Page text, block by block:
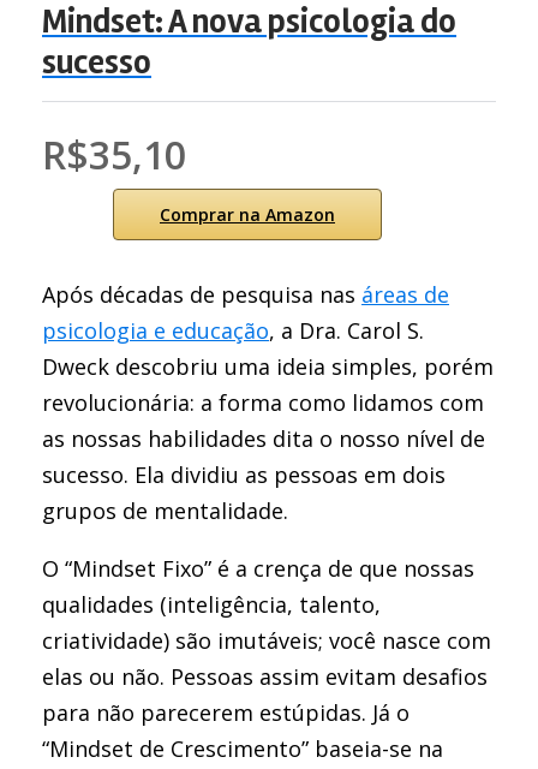
Mindset: A nova psicologia do
sucesso
R$35,10
Comprar na Amazon
Após décadas de pesquisa nas áreas de
psicologia e educação, a Dra. Carol S.
Dweck descobriu uma ideia simples, porém
revolucionária: a forma como lidamos com
as nossas habilidades dita o nosso nível de
sucesso. Ela dividiu as pessoas em dois
grupos de mentalidade.
O “Mindset Fixo” é a crença de que nossas
qualidades (inteligência, talento,
criatividade) são imutáveis; você nasce com
elas ou não. Pessoas assim evitam desafios
para não parecerem estúpidas. Já o
“Mindset de Crescimento” baseia-se na